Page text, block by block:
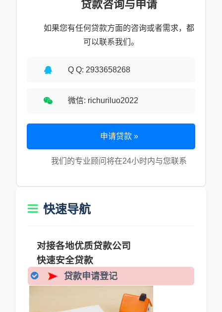
贷款咨询与申请
如果您有任何贷款方面的咨询或者需求，都
可以联系我们。
Q Q: 2933658268
微信: richuriluo2022
申请贷款 »
我们的专业顾问将在24小时内与您联系
快速导航
对接各地优质贷款公司
快速安全贷款
贷款申请登记